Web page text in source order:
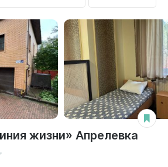
жизни» Апрелевка